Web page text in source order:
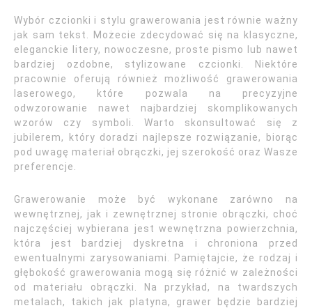
Wybór czcionki i stylu grawerowania jest równie ważny
jak sam tekst. Możecie zdecydować się na klasyczne,
eleganckie litery, nowoczesne, proste pismo lub nawet
bardziej ozdobne, stylizowane czcionki. Niektóre
pracownie oferują również możliwość grawerowania
laserowego, które pozwala na precyzyjne
odwzorowanie nawet najbardziej skomplikowanych
wzorów czy symboli. Warto skonsultować się z
jubilerem, który doradzi najlepsze rozwiązanie, biorąc
pod uwagę materiał obrączki, jej szerokość oraz Wasze
preferencje.
Grawerowanie może być wykonane zarówno na
wewnętrznej, jak i zewnętrznej stronie obrączki, choć
najczęściej wybierana jest wewnętrzna powierzchnia,
która jest bardziej dyskretna i chroniona przed
ewentualnymi zarysowaniami. Pamiętajcie, że rodzaj i
głębokość grawerowania mogą się różnić w zależności
od materiału obrączki. Na przykład, na twardszych
metalach, takich jak platyna, grawer będzie bardziej